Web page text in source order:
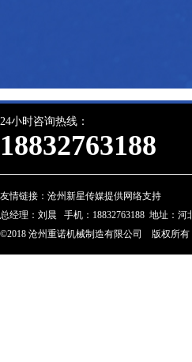
24小时咨询热线：
18832763188
友情链接： 沧州新星传媒提供网络支持
总经理：刘晨 手机：18832763188 地址：
©2018 沧州重诺机械制造有限公司 版权所